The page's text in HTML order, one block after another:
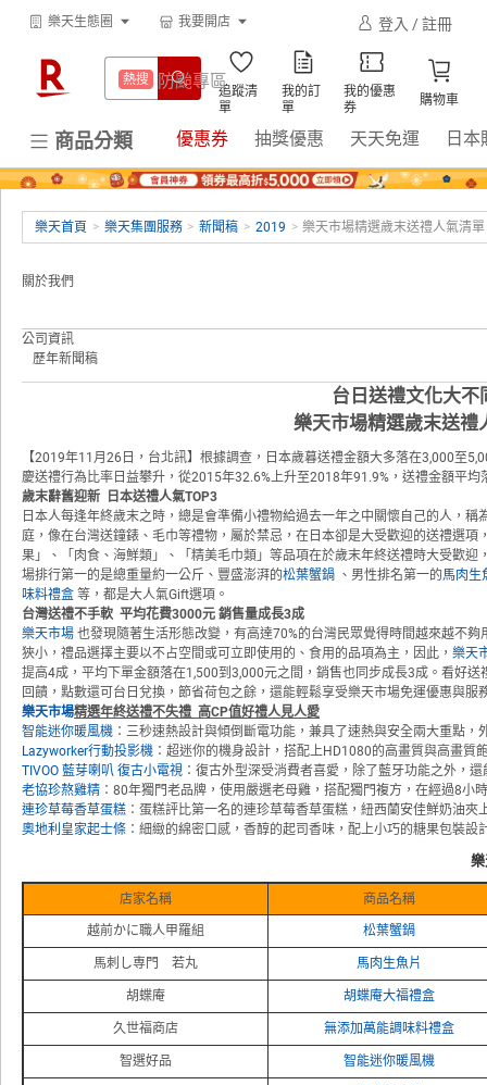
樂天生態圈
我要開店
下載APP
登入 / 註冊
熱搜 防颱專區
299超取免運
熱搜 賺點樂翻天
熱搜 床架
熱搜 電子閱讀器
熱搜 熱門飯店推薦
追蹤清
單
我的訂
單
我的優惠
券
購物車
商品分類 優惠券 抽獎優惠 天天免運 日本
299超取免運
熱搜 賺點樂翻天
熱搜 床架
熱搜 微波爐
熱搜 吹風機
熱搜 平板電腦
樂天首頁 > 樂天集團服務 > 新聞稿 > 2019 > 樂天市場精選歲末送禮人氣清
關於我們
公司資訊
歷年新聞稿
台日送禮文化大不
樂天市場精選歲末送禮
【2019年11月26日，台北訊】根據調查，日本歲暮送禮金額大多落在3,000至
慶送禮行為比率日益攀升，從2015年32.6%上升至2018年91.9%，送禮金額平
歲末辭舊迎新
日本送禮人氣TOP3
日本人每逢年終歲末之時，總是會準備小禮物給過去一年之中關懷自己的人，
庭，像在台灣送鐘錶、毛巾等禮物，屬於禁忌，在日本卻是大受歡迎的送禮選
果」、「肉食、海鮮類」、「精美毛巾類」等品項在於歲末年終送禮時大受歡
場排行第一的是總重量約一公斤、豐盛澎湃的松葉蟹鍋 、男性排名第一的馬肉生
味料禮盒 等，都是大人氣Gift選項。
台灣送禮不手軟 平均花費3000元 銷售量成長3成
樂天市場 也發現隨著生活形態改變，有高達70%的台灣民眾覺得時間越來越不
狹小，禮品選擇主要以不占空間或可立即使用的、食用的品項為主，因此， 樂天
提高4成，平均下單金額落在1,500到3,000元之間，銷售也同步成長3成。看好送
回饋，點數還可台日兌換，節省荷包之餘，還能輕鬆享受樂天市場免運優惠與服
樂天市場精選年終送禮不失禮 高CP值好禮人見人愛
智能迷你暖風機 ：三秒速熱設計與傾倒斷電功能，兼具了速熱與安全兩大重點
Lazyworker行動投影機 ：超迷你的機身設計，搭配上HD1080的高畫質與高畫質
TIVOO 藍芽喇叭 復古小電視 ：復古外型深受消費者喜愛，除了藍牙功能之外，
老協珍熬雞精 ：80年獨門老品牌，使用嚴選老母雞，搭配獨門複方，在經過8小
連珍草莓香草蛋糕 ：蛋糕評比第一名的連珍草莓香草蛋糕，紐西蘭安佳鮮奶油
奧地利皇家起士條 ：細緻的綿密口感，香醇的起司香味，配上小巧的糖果包裝設
店家名稱 商品名稱
越前かに職人甲羅組 松葉蟹鍋
馬刺し専門 若丸 馬肉生魚片
胡蝶庵 胡蝶庵大福禮盒
久世福商店 無添加萬能調味料禮盒
智選好品 智能迷你暖風機